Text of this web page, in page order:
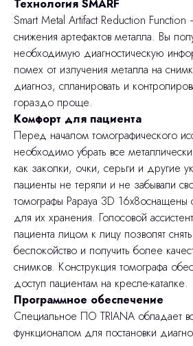
Технология SMARF
Smart Metal Artifact Reduction Function
снижения артефактов металла. Вы
необходимую диагностическую
помех от излучения металла на
диагноз, спланировать и
гораздо проще.
Комфорт для пациента
Перед началом томографического
необходимо убрать все
как заколки, очки, серьги и другие
пациенты не теряли и не забывали
томографы Papaya 3D 16x8оснащены
для их хранения. Голосовой
пациента лицом к лицу позволят
беспокойство и получить более
снимков. Конструкция томографа
доступ пациентам на кресле-каталке.
Программное обеспечение
Специальное ПО TRIANA обладает
функционалом для постановки